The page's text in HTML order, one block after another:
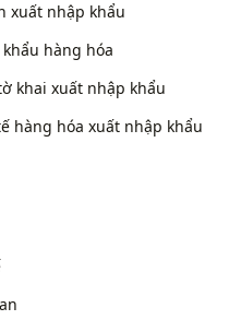
xuất nhập khẩu
hàng hóa
khai xuất nhập khẩu
hàng hóa xuất nhập khẩu